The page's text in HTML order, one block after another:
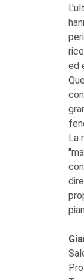
ed
La